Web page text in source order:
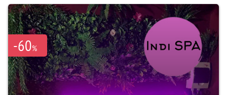
-60%